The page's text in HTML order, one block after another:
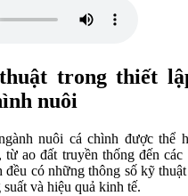
trong thiết
nuôi
nuôi cá chình được thể
từ ao đất truyền thống đến các
có những thông số kỹ
và hiệu quả kinh tế.